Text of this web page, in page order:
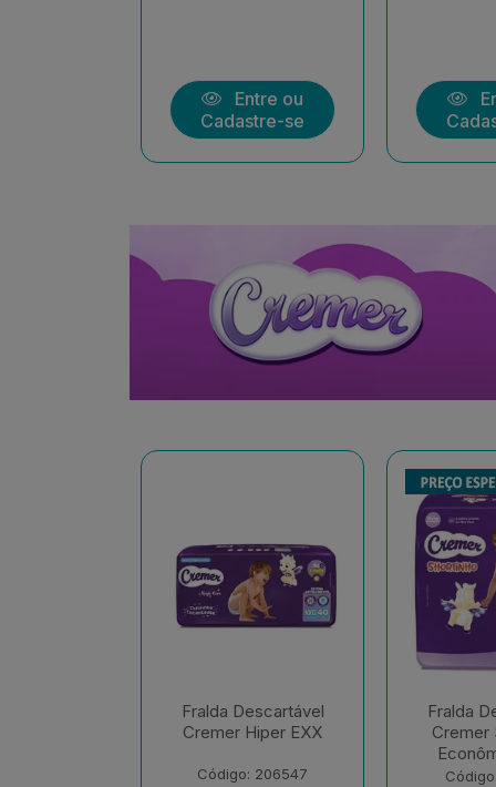
Entre ou
Cadastre-se
Fralda Descartável
Cremer Shortinho
Código: 208139
Fralda
Cremer